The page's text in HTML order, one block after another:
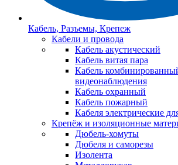
Кабель, Разъемы, Крепеж
Кабели и провода
Кабель акустический
Кабель витая пара
Кабель
видеонаблюдения
Кабель охранный
Кабель пожарный
Кабеля электрические
Крепёж и изоляционные
Дюбель-хомуты
Дюбеля и саморезы
Изолента